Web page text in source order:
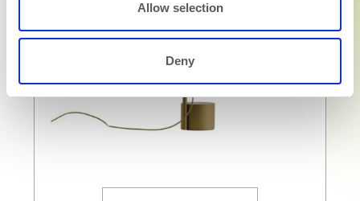
Allow selection
Deny